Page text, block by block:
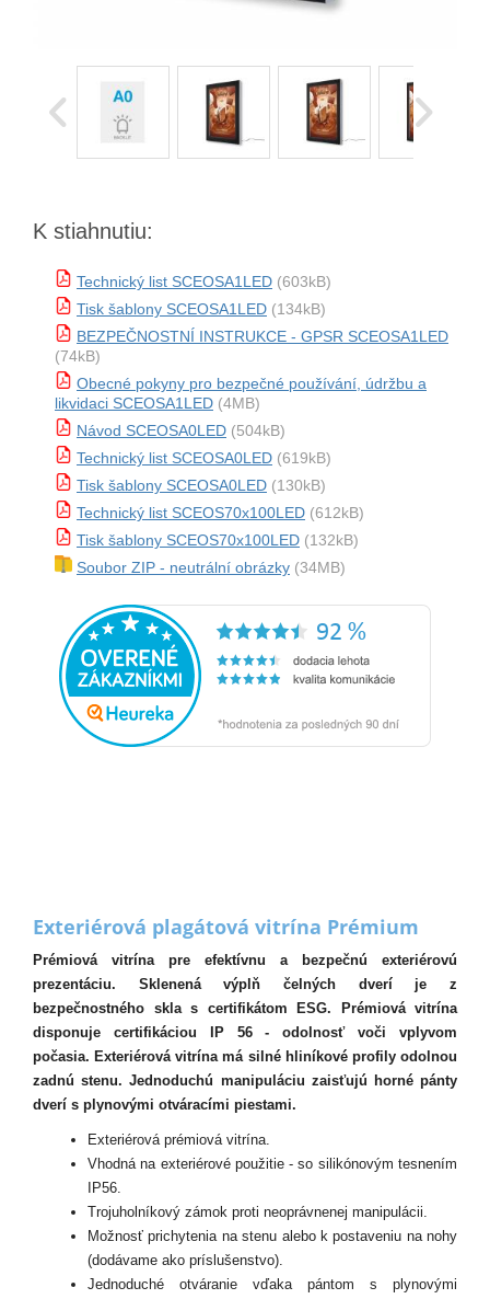
K stiahnutiu:
Technický list SCEOSA1LED (603kB)
Tisk šablony SCEOSA1LED (134kB)
BEZPEČNOSTNÍ INSTRUKCE - GPSR SCEOSA1LED
(74kB)
Obecné pokyny pro bezpečné používání, údržbu a
likvidaci SCEOSA1LED (4MB)
Návod SCEOSA0LED (504kB)
Technický list SCEOSA0LED (619kB)
Tisk šablony SCEOSA0LED (130kB)
Technický list SCEOS70x100LED (612kB)
Tisk šablony SCEOS70x100LED (132kB)
Soubor ZIP - neutrální obrázky (34MB)
Exteriérová plagátová vitrína Prémium
Prémiová vitrína pre efektívnu a bezpečnú exteriérovú
prezentáciu. Sklenená výplň čelných dverí je z
bezpečnostného skla s certifikátom ESG. Prémiová vitrína
disponuje certifikáciou IP 56 - odolnosť voči vplyvom
počasia. Exteriérová vitrína má silné hliníkové profily odolnou
zadnú stenu. Jednoduchú manipuláciu zaisťujú horné pánty
dverí s plynovými otváracími piestami.
Exteriérová prémiová vitrína.
Vhodná na exteriérové použitie - so silikónovým tesnením
IP56.
Trojuholníkový zámok proti neoprávnenej manipulácii.
Možnosť prichytenia na stenu alebo k postaveniu na nohy
(dodávame ako príslušenstvo).
Jednoduché otváranie vďaka pántom s plynovými